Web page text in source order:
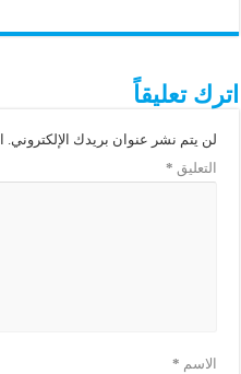
اترك تعليقاً
لن يتم نشر عنوان بريدك الإلكتروني.
التعليق *
الاسم *